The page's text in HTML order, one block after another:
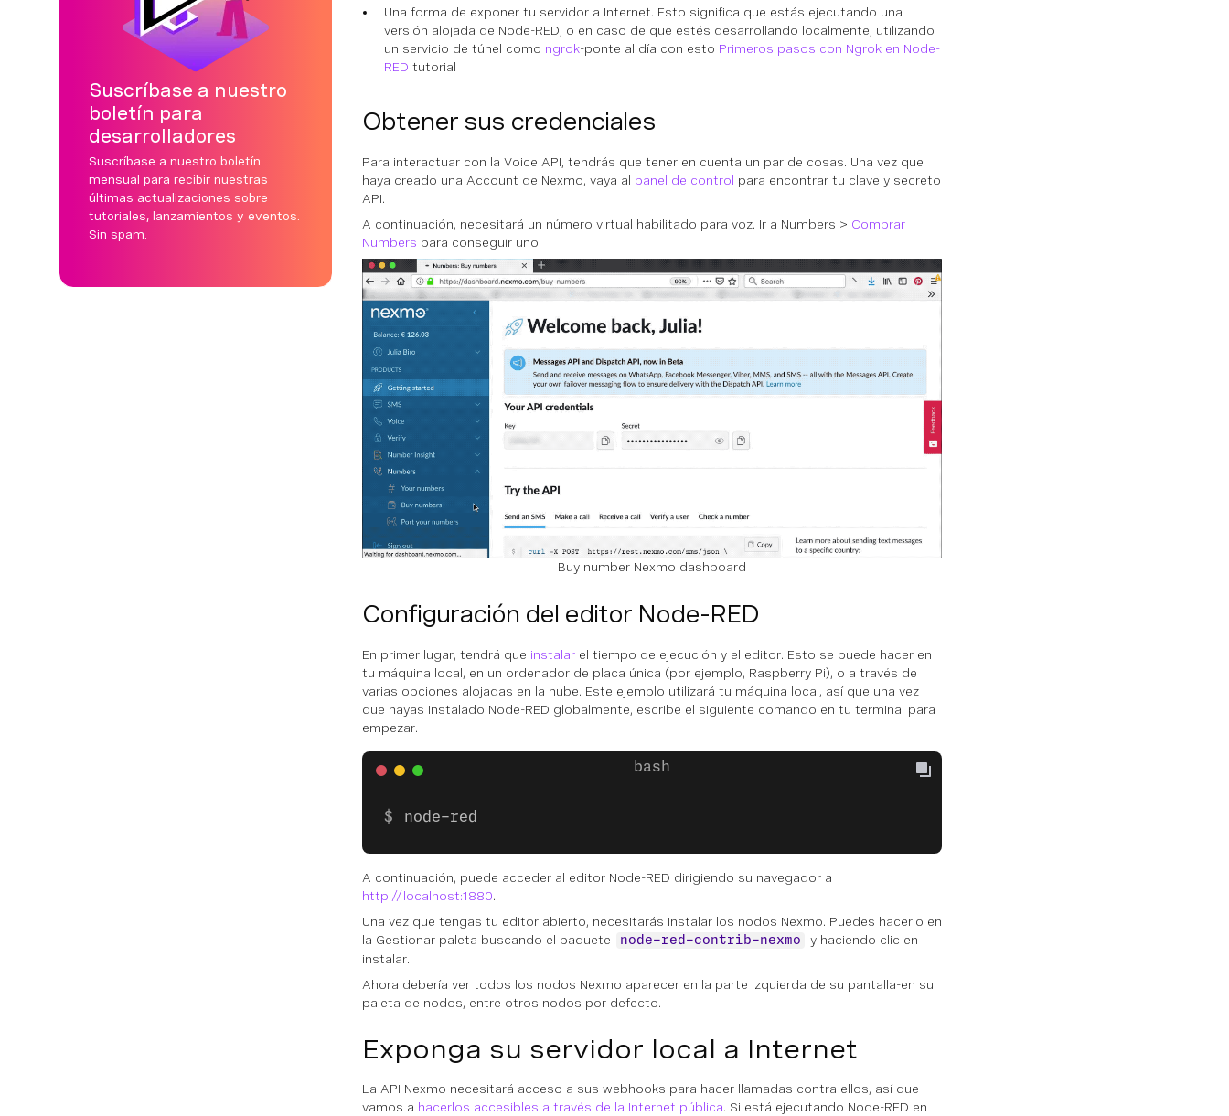
Suscríbase a nuestro
boletín para
desarrolladores
Suscríbase a nuestro boletín
mensual para recibir nuestras
últimas actualizaciones sobre
tutoriales, lanzamientos y eventos.
Sin spam.
Una forma de exponer tu servidor a Internet. Esto significa que estás ejecutando una
versión alojada de Node-RED, o en caso de que estés desarrollando localmente, utilizando
un servicio de túnel como ngrok-ponte al día con esto Primeros pasos con Ngrok en Node-
RED tutorial
Obtener sus credenciales
Para interactuar con la Voice API, tendrás que tener en cuenta un par de cosas. Una vez que
haya creado una Account de Nexmo, vaya al panel de control para encontrar tu clave y secreto
API.
A continuación, necesitará un número virtual habilitado para voz. Ir a Numbers > Comprar
Numbers para conseguir uno.
Buy number Nexmo dashboard
Configuración del editor Node-RED
En primer lugar, tendrá que instalar el tiempo de ejecución y el editor. Esto se puede hacer en
tu máquina local, en un ordenador de placa única (por ejemplo, Raspberry Pi), o a través de
varias opciones alojadas en la nube. Este ejemplo utilizará tu máquina local, así que una vez
que hayas instalado Node-RED globalmente, escribe el siguiente comando en tu terminal para
empezar.
node-red
A continuación, puede acceder al editor Node-RED dirigiendo su navegador a
http://localhost:1880.
Una vez que tengas tu editor abierto, necesitarás instalar los nodos Nexmo. Puedes hacerlo en
la Gestionar paleta buscando el paquete node-red-contrib-nexmo
y haciendo clic en
instalar.
Ahora debería ver todos los nodos Nexmo aparecer en la parte izquierda de su pantalla-en su
paleta de nodos, entre otros nodos por defecto.
Exponga su servidor local a Internet
La API Nexmo necesitará acceso a sus webhooks para hacer llamadas contra ellos, así que
vamos a hacerlos accesibles a través de la Internet pública. Si está ejecutando Node-RED en